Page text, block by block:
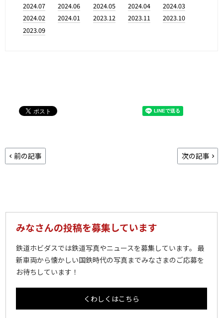
2024.07
2024.06 2024.05 2024.04
2024.03
2024.02
2024.01 2023.12 2023.11
2023.10
2023.09
前の記事 次の記事
みなさんの投稿を募集しています
鉄道ホビダスでは鉄道写真やニュースを募集しています。 最
新車両から懐かしい国鉄時代の写真までみなさまのご応募を
お待ちしています！
くわしくはこちら